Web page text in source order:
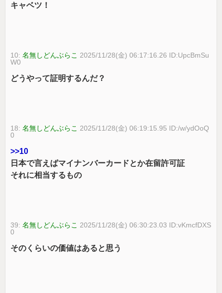
キャベツ！
10:名無しどんぶらこ 2025/11/28(金) 06:17:16.26 ID:UpcBmSu
W0
どうやって証明するんだ？
18:名無しどんぶらこ 2025/11/28(金) 06:19:15.95 ID:/w/ydOoQ
0
>>10
日本で言えばマイナンバーカードとか在留許可証
それに相当するもの
39:名無しどんぶらこ 2025/11/28(金) 06:30:23.03 ID:vKmcfDXS
0
そのくらいの価値はあると思う